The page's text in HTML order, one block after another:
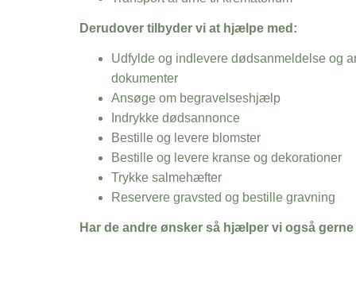
Derudover tilbyder vi at hjælpe med:
Udfylde og indlevere dødsanmeldelse og
dokumenter
Ansøge om begravelseshjælp
Indrykke dødsannonce
Bestille og levere blomster
Bestille og levere kranse og dekorationer
Trykke salmehæfter
Reservere gravsted og bestille gravning
Har de andre ønsker så hjælper vi også gerne